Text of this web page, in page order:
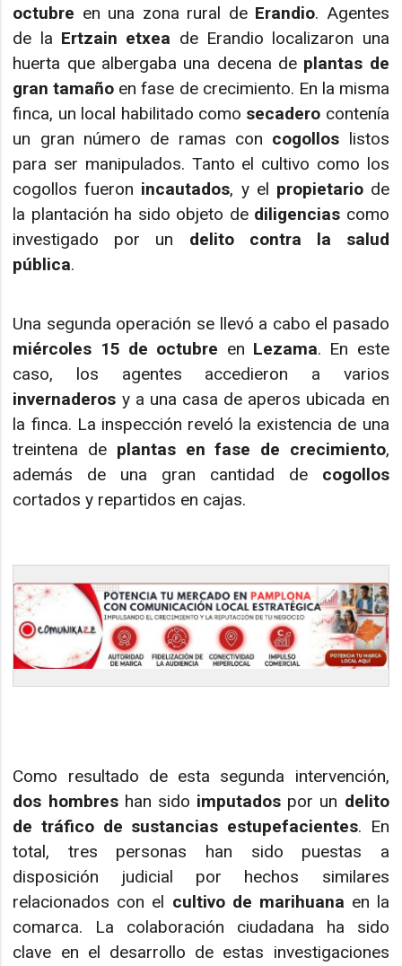
octubre en una zona rural de Erandio. Agentes
de la Ertzain etxea de Erandio localizaron una
huerta que albergaba una decena de plantas de
gran tamaño en fase de crecimiento. En la misma
finca, un local habilitado como secadero contenía
un gran número de ramas con cogollos listos
para ser manipulados. Tanto el cultivo como los
cogollos fueron incautados, y el propietariode
la plantación ha sido objeto de diligencias como
investigado por un delito contra la salud
pública.
Una segunda operación se llevó a cabo el pasado
miércoles 15 de octubre en Lezama. En este
caso, los agentes accedieron a varios
invernaderos y a una casa de aperos ubicada en
la finca. La inspección reveló la existencia de una
treintena de plantas en fase de crecimiento,
además de una gran cantidad de cogollos
cortados y repartidos en cajas.
Como resultado de esta segunda intervención,
dos hombreshan sido imputados por un delito
de tráfico de sustancias estupefacientes. En
total, tres personas han sido puestas a
disposición judicial por hechos similares
relacionados con el cultivo de marihuana en la
comarca. La colaboración ciudadana ha sido
clave en el desarrollo de estas investigaciones